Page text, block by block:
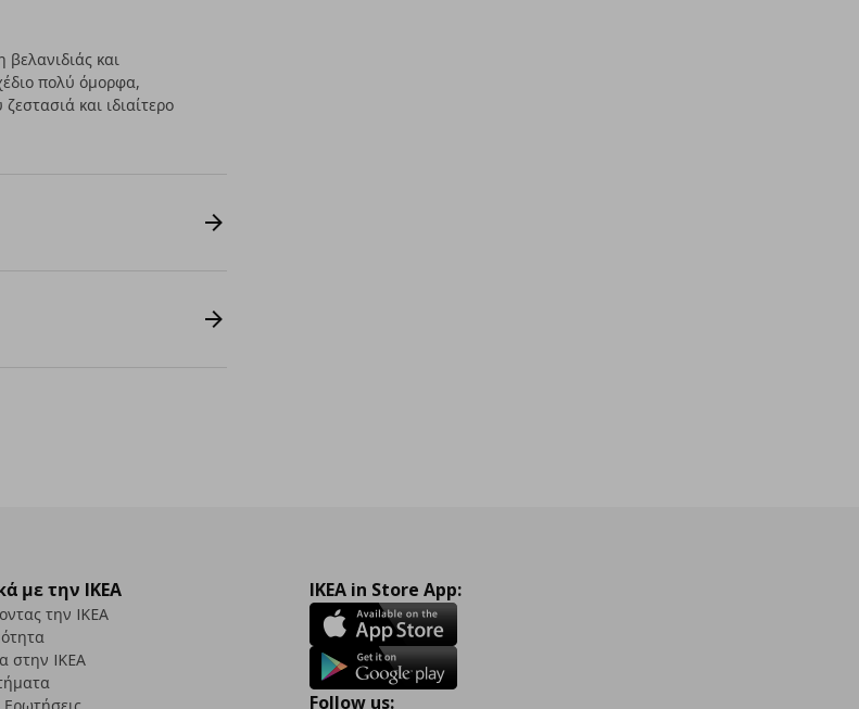
και
πολύ όμορφα,
και ιδιαίτερο
με την IKEA
την IKEA
στην IKEA
IKEA in Store App:
Follow us: